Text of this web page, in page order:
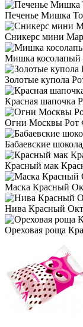
Печенье Мишка
Сникерс мини
Мишка косолапый
Золотые купола
Красная шапочка
Огни Москвы Рот
Бабаевские
Красный мак
Маска Красный
Нива Красный
Ореховая роща